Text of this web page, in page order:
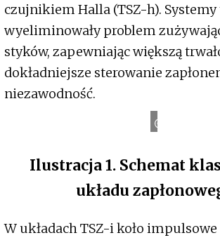
czujnikiem Halla (TSZ-h). Systemy
wyeliminowały problem
styków, zapewniając większą
dokładniejsze sterowanie
niezawodność.
Ilustracja 1. Schemat
układu
W układach TSZ-i koło